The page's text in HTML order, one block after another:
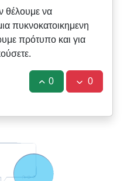
θέλουμε να
πυκνοκατοικημενη
πρότυπο και για
0 0